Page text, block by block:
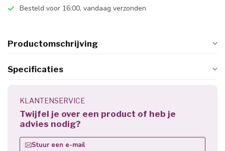
Besteld voor 16:00, vandaag verzonden
Productomschrijving
Specificaties
KLANTENSERVICE
Twijfel je over een product of heb je
advies nodig?
Stuur een e-mail